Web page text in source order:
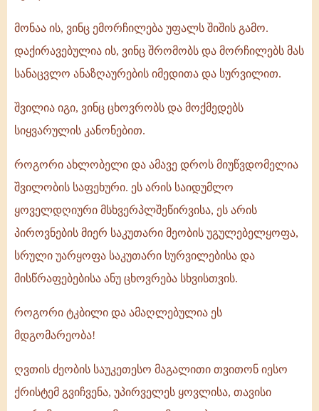
მონაა ის, ვინც ემორჩილება უფალს შიშის გამო.
დაქირავებულია ის, ვინც შრომობს და მორჩილებს მას
სანაცვლო ანაზღაურების იმედითა და სურვილით.
შვილია იგი, ვინც ცხოვრობს და მოქმედებს
სიყვარულის კანონებით.
როგორი ახლობელი და ამავე დროს მიუწვდომელია
შვილობის საფეხური. ეს არის საიდუმლო
ყოველდღიური მსხვერპლშეწირვისა, ეს არის
პიროვნების მიერ საკუთარი მეობის უგულებელყოფა,
სრული უარყოფა საკუთარი სურვილებისა და
მისწრაფებებისა ანუ ცხოვრება სხვისთვის.
როგორი ტკბილი და ამაღლებულია ეს
მდგომარეობა!
ღვთის ძეობის საუკეთესო მაგალითი თვითონ იესო
ქრისტემ გვიჩვენა, უპირველეს ყოვლისა, თავისი